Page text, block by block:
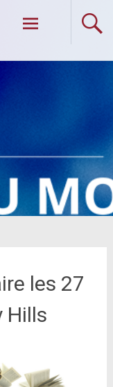
les 27
Hills